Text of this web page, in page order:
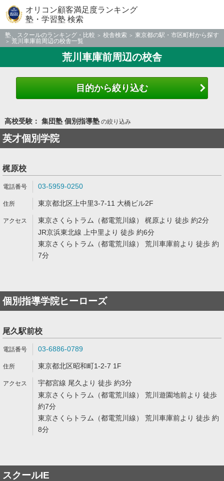
オリコン顧客満足度ランキング
塾・学習塾 検索
塾、スクールのランキング・比較 校舎検索
東京都の駅・市区町村から探す
荒川車庫前周辺の校舎一覧
荒川車庫前周辺の校舎
目的から絞り込む
高校受験： 集団塾 個別指導塾の絞り込み
英才個別学院
梶原校
03-5959-0250
東京都北区上中里3-7-11 大橋ビル2F
東京さくらトラム（都電荒川線） 梶原より 徒歩 約2分
JR京浜東北線 上中里より 徒歩 約6分
東京さくらトラム（都電荒川線） 荒川車庫前より 徒歩 約
7分
個別指導学院ヒーローズ
尾久駅前校
03-6886-0789
東京都北区昭和町1-2-7 1F
宇都宮線 尾久より 徒歩 約3分
東京さくらトラム（都電荒川線） 荒川遊園地前より 徒歩
約7分
東京さくらトラム（都電荒川線） 荒川車庫前より 徒歩 約
8分
スクールIE